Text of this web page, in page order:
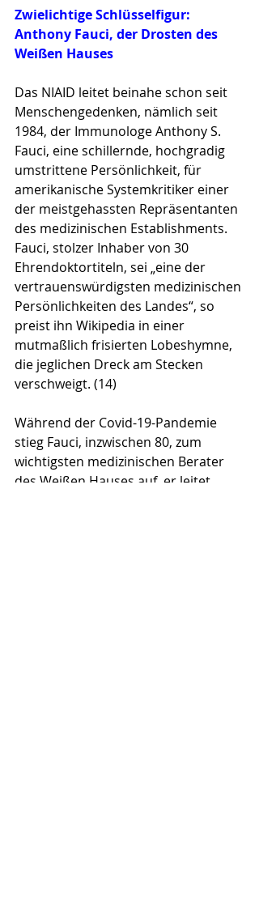
Zwielichtige Schlüsselfigur:
Anthony Fauci, der Drosten des
Weißen Hauses
Das NIAID leitet beinahe schon seit
Menschengedenken, nämlich seit
1984, der Immunologe Anthony S.
Fauci, eine schillernde, hochgradig
umstrittene Persönlichkeit, für
amerikanische Systemkritiker einer
der meistgehass­ten Repräsentanten
des medizinischen Establishments.
Fauci, stolzer Inhaber von 30
Ehrendoktortiteln, sei „eine der
vertrauenswürdigsten medizinischen
Persönlichkeiten des Landes“, so
preist ihn Wikipedia in einer
mutmaßlich frisierten Lobeshymne,
die jeglichen Dreck am Stecken
verschweigt. (14)
Während der Covid-19-Pandemie
stieg Fauci, inzwischen 80, zum
wichtigsten medizinischen Berater
des Weißen Hauses auf, er leitet